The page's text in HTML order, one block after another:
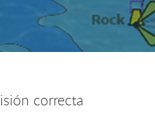
correcta